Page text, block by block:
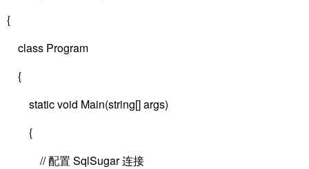
{
class Program
{
static void Main(string[] args)
{
// 配置 SqlSugar 连接